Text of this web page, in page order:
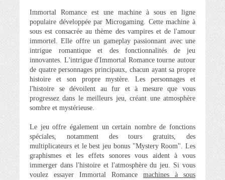
Immortal Romance est une machine à sous en ligne
populaire développée par Microgaming. Cette machine à
sous est consacrée au thème des vampires et de l'amour
immortel. Elle offre un gameplay passionnant avec une
intrigue romantique et des fonctionnalités de jeu
innovantes. L'intrigue d'Immortal Romance tourne autour
de quatre personnages principaux, chacun ayant sa propre
histoire et son propre mystère. Les personnages et
l'histoire se dévoilent au fur et à mesure que vous
progressez dans le meilleurs jeu, créant une atmosphère
sombre et mystérieuse.
Le jeu offre également un certain nombre de fonctions
spéciales, notamment des tours gratuits, des
multiplicateurs et le best jeu bonus "Mystery Room". Les
graphismes et les effets sonores vous aident à vous
immerger dans l'histoire et l'atmosphère du jeu. Si vous
voulez essayer Immortal Romance machines à sous